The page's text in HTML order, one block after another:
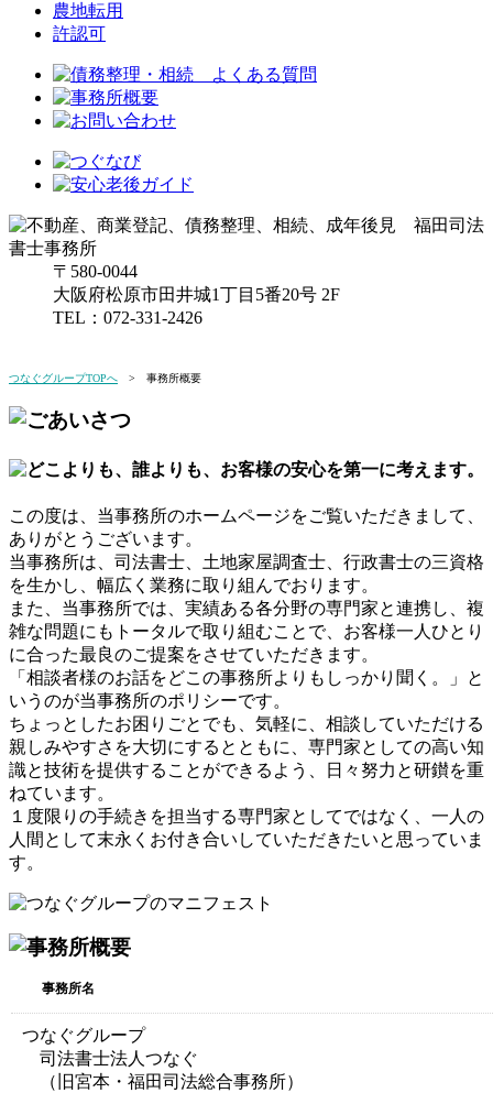
農地転用
許認可
〒580-0044
大阪府松原市田井城1丁目5番20号 2F
TEL：072-331-2426
つなぐグループTOPへ > 事務所概要
この度は、当事務所のホームページをご覧いただきまして、
ありがとうございます。
当事務所は、司法書士、土地家屋調査士、行政書士の三資格
を生かし、幅広く業務に取り組んでおります。
また、当事務所では、実績ある各分野の専門家と連携し、複
雑な問題にもトータルで取り組むことで、お客様一人ひとり
に合った最良のご提案をさせていただきます。
「相談者様のお話をどこの事務所よりもしっかり聞く。」と
いうのが当事務所のポリシーです。
ちょっとしたお困りごとでも、気軽に、相談していただける
親しみやすさを大切にするとともに、専門家としての高い知
識と技術を提供することができるよう、日々努力と研鑚を重
ねています。
１度限りの手続きを担当する専門家としてではなく、一人の
人間として末永くお付き合いしていただきたいと思っていま
す。
事務所名
つなぐグループ
司法書士法人つなぐ
（旧宮本・福田司法総合事務所）